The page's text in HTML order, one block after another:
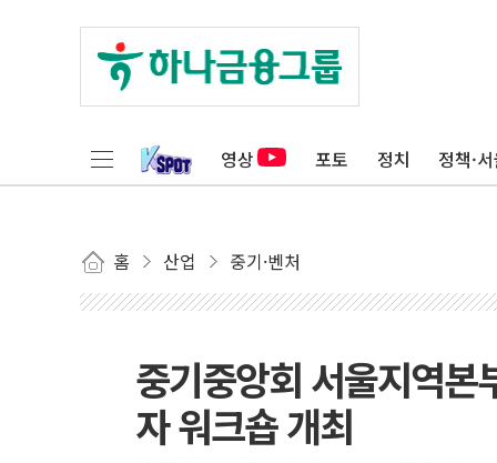
영상 포토 정치 정책·
홈 산업 중기·벤처
중기중앙회 서울지역
자 워크숍 개최